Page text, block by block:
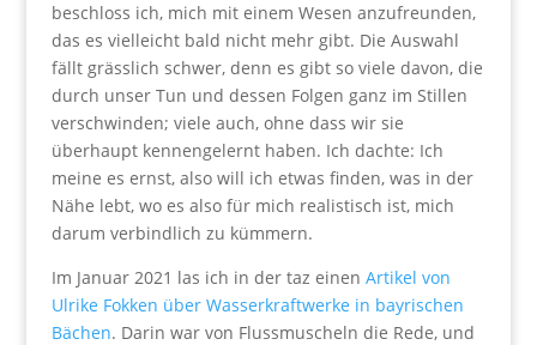
beschloss ich, mich mit einem Wesen anzufreunden,
das es vielleicht bald nicht mehr gibt. Die Auswahl
fällt grässlich schwer, denn es gibt so viele davon, die
durch unser Tun und dessen Folgen ganz im Stillen
verschwinden; viele auch, ohne dass wir sie
überhaupt kennengelernt haben. Ich dachte: Ich
meine es ernst, also will ich etwas finden, was in der
Nähe lebt, wo es also für mich realistisch ist, mich
darum verbindlich zu kümmern.
Im Januar 2021 las ich in der taz einen Artikel von
Ulrike Fokken über Wasserkraftwerke in bayrischen
Bächen. Darin war von Flussmuscheln die Rede, und